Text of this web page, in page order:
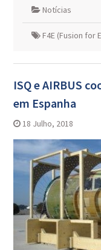
Notícias
F4E (Fusion for
ISQ e AIRBUS
em Espanha
18 Julho, 2018